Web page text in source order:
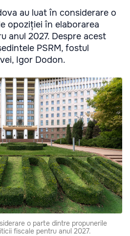
au luat în considerare o
opoziției în elaborarea
anul 2027. Despre acest
PSRM, fostul
Igor Dodon.
o parte dintre propunerile
fiscale pentru anul 2027.